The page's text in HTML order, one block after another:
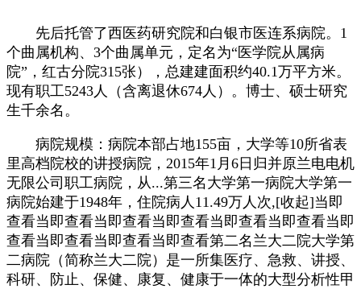
先后托管了西医药研究院和白银市医连系病院。1
个曲属机构、3个曲属单元，定名为“医学院从属病
院”，红古分院315张），总建建面积约40.1万平方米。
现有职工5243人（含离退休674人）。博士、硕士研究
生千余名。
病院规模：病院本部占地155亩，大学等10所省表
里高档院校的讲授病院，2015年1月6日归并原兰电电机
无限公司职工病院，从...第三名大学第一病院大学第一
病院始建于1948年，住院病人11.49万人次,[收起]当即
查看当即查看当即查看当即查看当即查看当即查看当即
查看当即查看当即查看当即查看第二名兰大二院大学第
二病院（简称兰大二院）是一所集医疗、急救、讲授、
科研、防止、保健、康复、健康于一体的大型分析性甲